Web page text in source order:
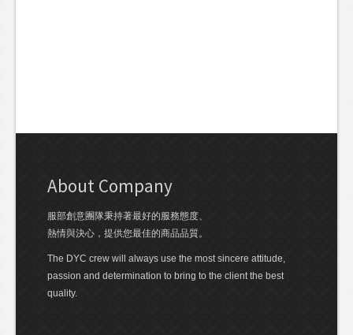
About Company
服部創意團隊秉持著最好的服務態度、
熱情與決心，提供您最佳的商品品質。
The DYC crew will always use the most sincere attitude,
passion and determination to bring to the client the best
quality.